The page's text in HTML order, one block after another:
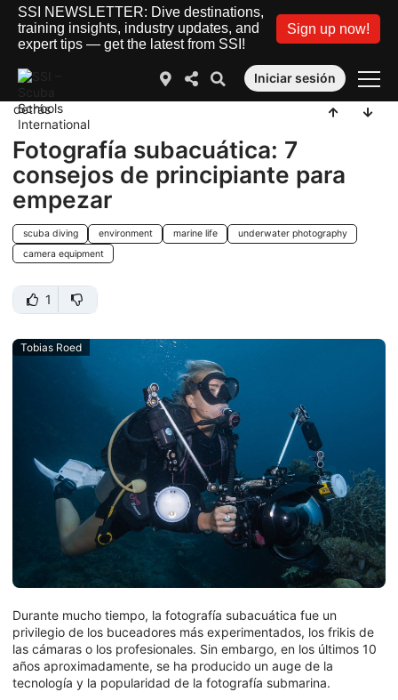
SSI NEWSLETTER: Dive destinations,
training insights, industry updates, and
expert tips — get the latest from SSI!
Sign up now!
Iniciar sesión
detrás
Fotografía subacuática: 7
consejos de principiante para
empezar
scuba diving environment marine life
underwater photography
camera equipment
1
Tobias Roed
Durante mucho tiempo, la fotografía subacuática fue un
privilegio de los buceadores más experimentados, los frikis de
las cámaras o los profesionales. Sin embargo, en los últimos 10
años aproximadamente, se ha producido un auge de la
tecnología y la popularidad de la fotografía submarina.